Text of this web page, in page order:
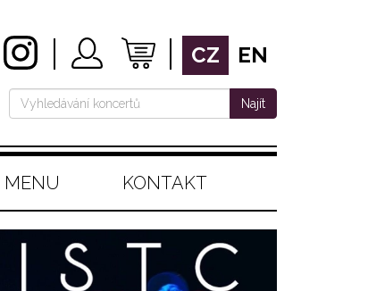
CZ EN
Najít
MENU KONTAKT